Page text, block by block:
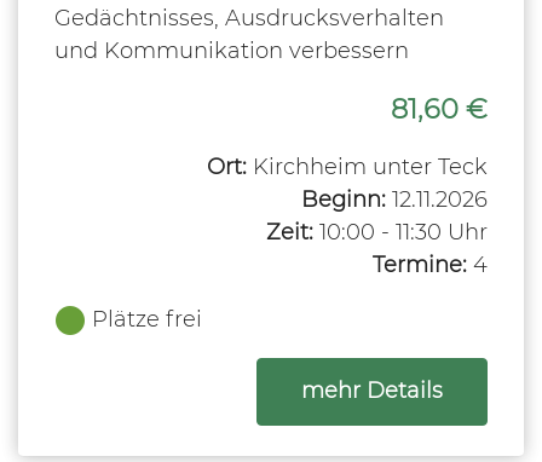
Gedächtnisses, Ausdrucksverhalten
und Kommunikation verbessern
81,60 €
Ort: Kirchheim unter Teck
Beginn: 12.11.2026
Zeit: 10:00 - 11:30 Uhr
Termine: 4
Plätze frei
mehr Detailszum